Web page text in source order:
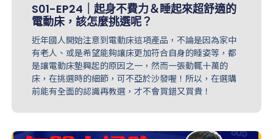
S01-EP24｜起身不費力＆睡起來超舒適的
電動床，該怎麼挑選呢？
近年國人開始注意到電動床這項產品，不論是因為家中
有老人、或是希望能夠讓床更加符合自身的睡姿等，都
是讓電動床墊興起的原因之一，然而一張動輒十萬的
床，在挑選時的細節，可不亞於沙發喔！所以，在選購
前能有全面的認識再教選，才不會買錯又買貴！